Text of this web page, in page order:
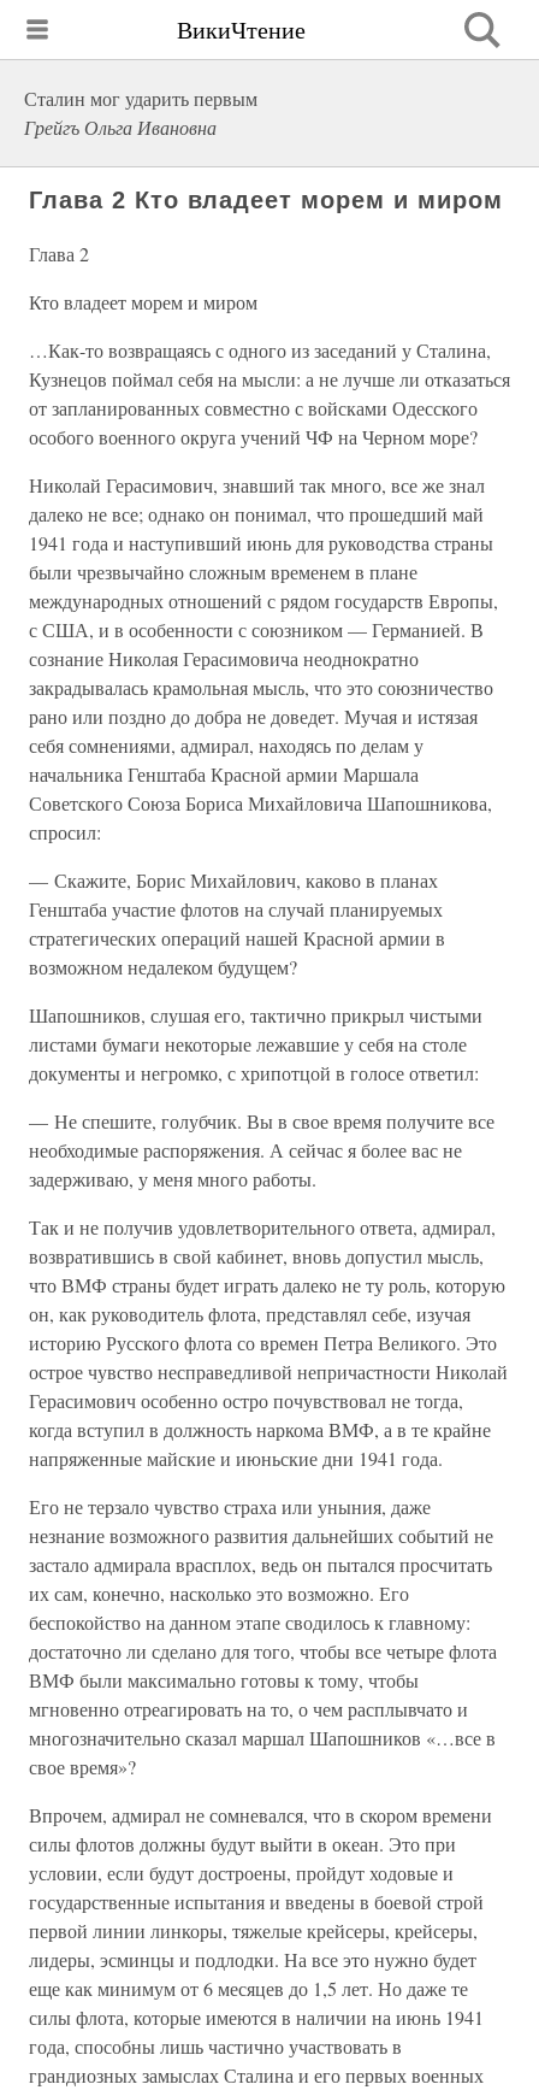
ВикиЧтение
Сталин мог ударить первым
Грейгъ Ольга Ивановна
Глава 2 Кто владеет морем и миром
Глава 2
Кто владеет морем и миром
…Как-то возвращаясь с одного из заседаний у Сталина,
Кузнецов поймал себя на мысли: а не лучше ли отказаться
от запланированных совместно с войсками Одесского
особого военного округа учений ЧФ на Черном море?
Николай Герасимович, знавший так много, все же знал
далеко не все; однако он понимал, что прошедший май
1941 года и наступивший июнь для руководства страны
были чрезвычайно сложным временем в плане
международных отношений с рядом государств Европы,
с США, и в особенности с союзником — Германией. В
сознание Николая Герасимовича неоднократно
закрадывалась крамольная мысль, что это союзничество
рано или поздно до добра не доведет. Мучая и истязая
себя сомнениями, адмирал, находясь по делам у
начальника Генштаба Красной армии Маршала
Советского Союза Бориса Михайловича Шапошникова,
спросил:
— Скажите, Борис Михайлович, каково в планах
Генштаба участие флотов на случай планируемых
стратегических операций нашей Красной армии в
возможном недалеком будущем?
Шапошников, слушая его, тактично прикрыл чистыми
листами бумаги некоторые лежавшие у себя на столе
документы и негромко, с хрипотцой в голосе ответил:
— Не спешите, голубчик. Вы в свое время получите все
необходимые распоряжения. А сейчас я более вас не
задерживаю, у меня много работы.
Так и не получив удовлетворительного ответа, адмирал,
возвратившись в свой кабинет, вновь допустил мысль,
что ВМФ страны будет играть далеко не ту роль, которую
он, как руководитель флота, представлял себе, изучая
историю Русского флота со времен Петра Великого. Это
острое чувство несправедливой непричастности Николай
Герасимович особенно остро почувствовал не тогда,
когда вступил в должность наркома ВМФ, а в те крайне
напряженные майские и июньские дни 1941 года.
Его не терзало чувство страха или уныния, даже
незнание возможного развития дальнейших событий не
застало адмирала врасплох, ведь он пытался просчитать
их сам, конечно, насколько это возможно. Его
беспокойство на данном этапе сводилось к главному:
достаточно ли сделано для того, чтобы все четыре флота
ВМФ были максимально готовы к тому, чтобы
мгновенно отреагировать на то, о чем расплывчато и
многозначительно сказал маршал Шапошников «…все в
свое время»?
Впрочем, адмирал не сомневался, что в скором времени
силы флотов должны будут выйти в океан. Это при
условии, если будут достроены, пройдут ходовые и
государственные испытания и введены в боевой строй
первой линии линкоры, тяжелые крейсеры, крейсеры,
лидеры, эсминцы и подлодки. На все это нужно будет
еще как минимум от 6 месяцев до 1,5 лет. Но даже те
силы флота, которые имеются в наличии на июнь 1941
года, способны лишь частично участвовать в
грандиозных замыслах Сталина и его первых военных